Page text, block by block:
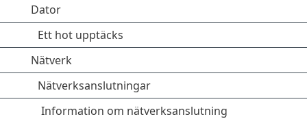
Dator
Ett hot upptäcks
Nätverk
Nätverksanslutningar
Information om nätverksanslutning